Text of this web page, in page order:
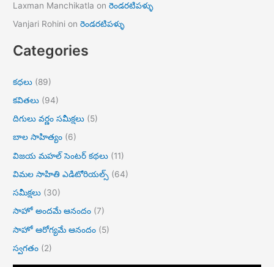
Laxman Manchikatla onరెండరటిపళ్ళు
Vanjari Rohini onరెండరటిపళ్ళు
Categories
కధలు (89)
కవితలు (94)
దిగులు వర్ణం సమీక్షలు (5)
బాల సాహిత్యం (6)
విజయ మహల్ సెంటర్ కథలు (11)
విమల సాహితి ఎడిటోరియల్స్ (64)
సమీక్షలు (30)
సాహో అందమే ఆనందం (7)
సాహో ఆరోగ్యమే ఆనందం (5)
స్వగతం (2)